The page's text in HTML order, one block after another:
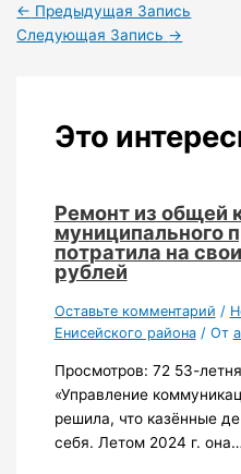
← Предыдущая Запись
Следующая Запись →
Это
Ремонт из общей
муниципального
потратила на
рублей
Оставьте комментарий /
Енисейского района/ От
Просмотров: 72 53-
«Управление
решила, что казённые
себя. Летом 2024 г. она…